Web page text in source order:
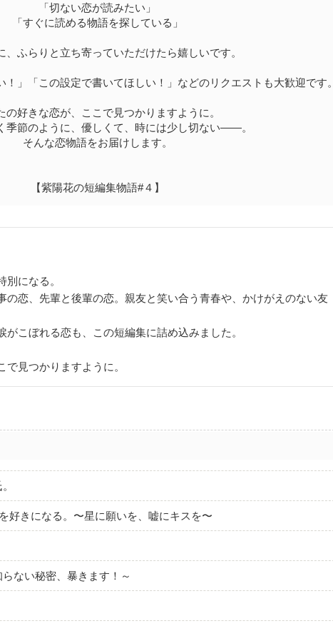
「切ない恋が読みたい」
「すぐに読める物語を探している」
、ふらりと立ち寄っていただけたら嬉しいです。
！」「この設定で書いてほしい！」などのリクエストも大歓迎です。
の好きな恋が、ここで見つかりますように。
季節のように、優しくて、時には少し切ない――。
そんな恋物語をお届けします。
【紫陽花の短編集物語#４】
別になる。
の恋、先輩と後輩の恋。親友と笑い合う青春や、かけがえのない友
こぼれる恋も、この短編集に詰め込みました。
見つかりますように。
好きになる。〜星に願いを、嘘にキスを〜
ない秘密、暴きます！～